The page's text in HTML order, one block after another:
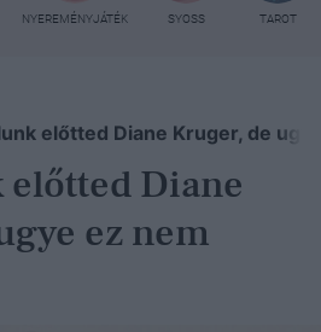
NYEREMÉNYJÁTÉK SYOSS TAROT
előtted Diane Kruger, de
Diane
ez nem